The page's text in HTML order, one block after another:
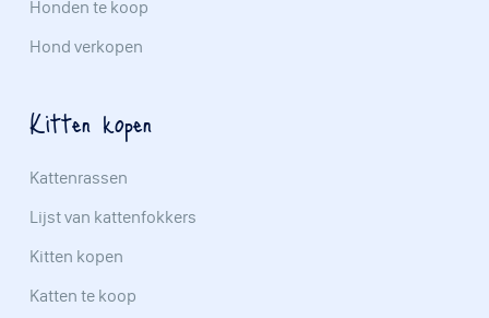
Honden te koop
Hond verkopen
Kitten kopen
Kattenrassen
Lijst van kattenfokkers
Kitten kopen
Katten te koop